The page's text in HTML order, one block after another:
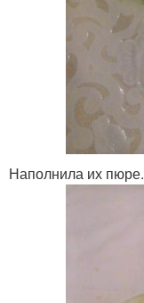
Наполнила их пюре.